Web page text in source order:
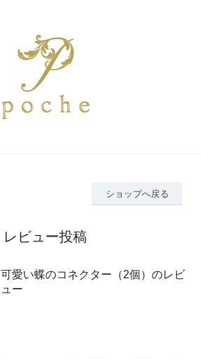
ショップへ戻る
レビュー投稿
可愛い蝶のコネクター（2個）のレビ
ュー